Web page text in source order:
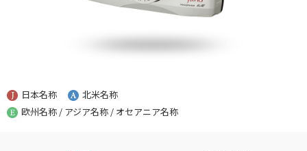
日本名称
北米名称
欧州名称 / アジア名称 / オセアニア名称